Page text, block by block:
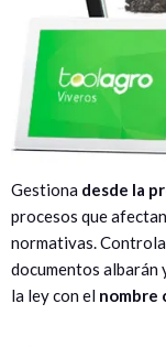
Gestiona desde la
procesos que
normativas.
documentos albarán
la ley con el nombre